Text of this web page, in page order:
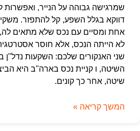
שמרגישה גבוהה על הנייר, ואפשרות
דווקא בגלל השפע, קל להתפזר.
אחת ומסיים עם נכס שלא מתאים
לא הייתה הנכס, אלא חוסר
שני האנקורים שלכם: השקעות נדל"ן
השיטה, ו קניית נכס בארה"ב היא
שיטה, אחר כך קונים.
המשך קריאה »